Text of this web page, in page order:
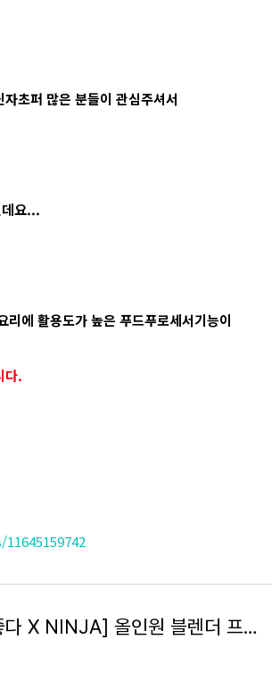
초퍼 많은 분들이 관심주셔서
요...
에 활용도가 높은 푸드푸로세서기능이
다.
[김진옥의요리가좋다 X NINJA] 올인원 블렌더 프로페셔널 믹서기 BN800KR 공/동/구/매 : 트랜드랩